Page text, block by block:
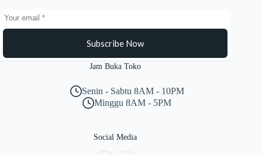
Subscribe Now
Jam Buka Toko
Senin - Sabtu 8AM - 10PM
Minggu 8AM - 5PM
Social Media